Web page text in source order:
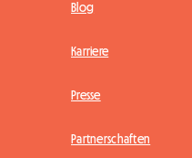
Blog
Karriere
Presse
Partnerschaften